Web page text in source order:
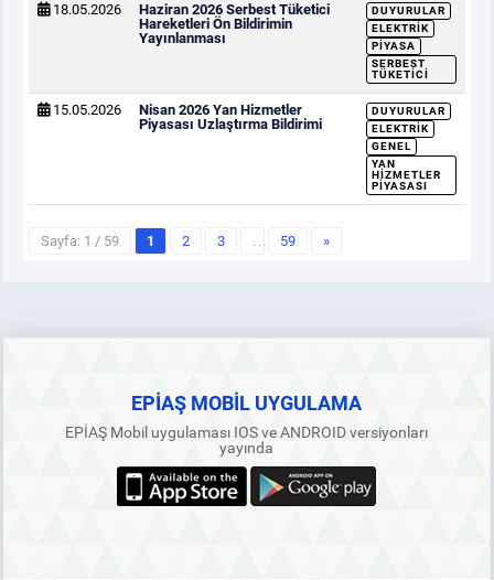
18.05.2026
Haziran 2026 Serbest Tüketici
Hareketleri Ön Bildirimin
Yayınlanması
DUYURULAR
ELEKTRIK
PIYASA
SERBEST
TÜKETICI
15.05.2026
Nisan 2026 Yan Hizmetler
Piyasası Uzlaştırma Bildirimi
DUYURULAR
ELEKTRIK
GENEL
YAN
HIZMETLER
PIYASASI
Sayfa: 1 / 59 1 2 3 … 59 »
EPİAŞ MOBİL UYGULAMA
EPİAŞ Mobil uygulaması IOS ve ANDROID versiyonları
yayında